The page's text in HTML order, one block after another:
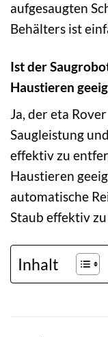
aufgesaugten
Behälters ist
Ist der
Haustieren
Ja, der eta
Saugleistung
effektiv zu
Haustieren
automatische
Staub effektiv
Inhalt